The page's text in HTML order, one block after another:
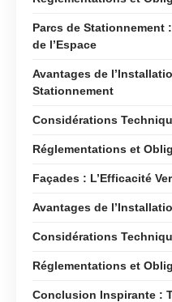
Parcs de Stationnement
de l’Espace
Avantages de
Stationnement
Considérations
Réglementations et
Façades : L’Efficacité
Avantages de
Considérations
Réglementations et
Conclusion Inspirante :